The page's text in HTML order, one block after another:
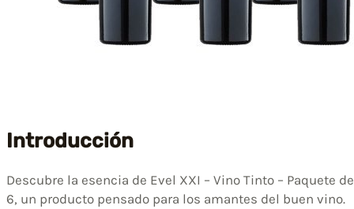
Introducción
Descubre la esencia de Evel XXI – Vino Tinto – Paquete de
6, un producto pensado para los amantes del buen vino.